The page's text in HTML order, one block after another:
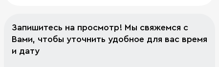
Запишитесь на просмотр! Мы свяжемся с
Вами, чтобы уточнить удобное для вас время
и дату